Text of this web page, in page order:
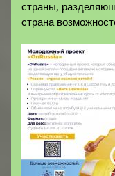
страны,
страна